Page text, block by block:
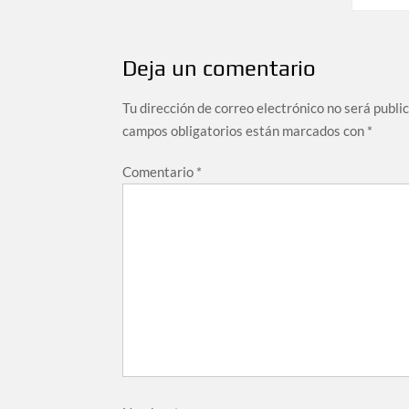
Deja un comentario
Tu dirección de correo electrónico no será
campos obligatorios están marcados con *
Comentario *